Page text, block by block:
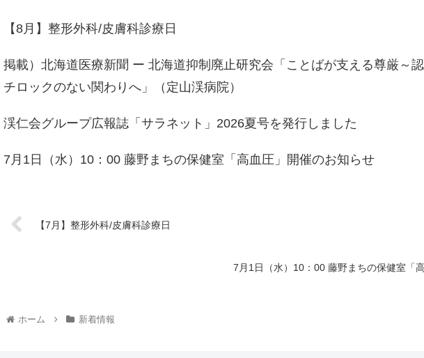
【8月】整形外科/皮膚科診療日
掲載）北海道医療新聞 ー 北海道抑制廃止研究会「ことばが支える尊厳～
チロックのない関わりへ」（定山渓病院）
渓仁会グループ広報誌「サラネット」2026夏号を発行しました
7月1日（水）10：00 藤野まちの保健室「高血圧」開催のお知らせ
【7月】整形外科/皮膚科診療日
7月1日（水）10：00 藤野まちの保健室「
ホーム 新着情報